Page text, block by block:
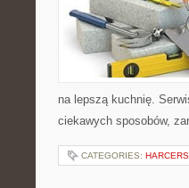
na lepszą kuchnię.
ciekawych sposobów,
CATEGORIES: